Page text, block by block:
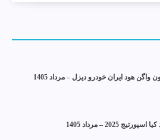
هود ایران خودرو دیزل – مرداد 1405
2025 – مرداد 1405